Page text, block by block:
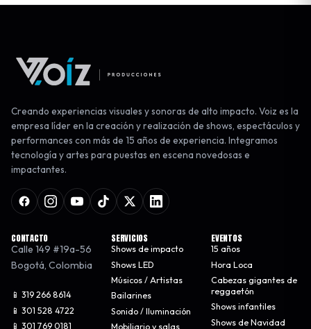
Creando experiencias visuales y sonoras de alto impacto. Voiz es la
empresa líder en la creación y realización de shows, espectáculos y
performances con más de 15 años de experiencia. Integramos
tecnología y artes para puestas en escena novedosas e
impactantes.
CONTACTO
Calle 149 #19a-56
Bogotá, Colombia
📱 319 266 8614
📱 301 528 4722
📱 301 769 0181
SERVICIOS
Shows de impacto
Shows LED
Músicos / Artistas
Bailarines
Sonido / Iluminación
Mobiliario y salas
EVENTOS
15 años
Hora Loca
Cabezas gigantes de
reggaetón
Shows infantiles
Shows de Navidad